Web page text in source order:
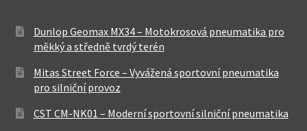
Dunlop Geomax MX34 – Motokrosová pneumatika pro
měkký a středně tvrdý terén
Mitas Street Force – Vyvážená sportovní pneumatika
pro silniční provoz
CST CM-NK01 – Moderní sportovní silniční pneumatika